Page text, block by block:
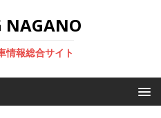
NAGANO
情報総合サイト